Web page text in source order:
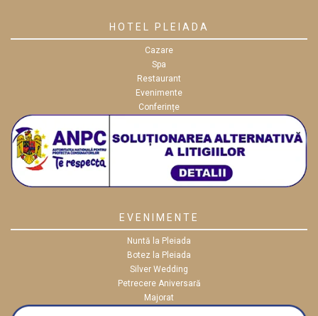
HOTEL PLEIADA
Cazare
Spa
Restaurant
Evenimente
Conferințe
EVENIMENTE
Nuntă la Pleiada
Botez la Pleiada
Silver Wedding
Petrecere Aniversară
Majorat